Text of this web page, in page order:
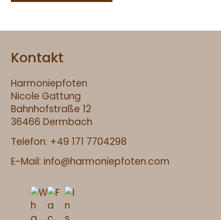
Kontakt
Harmoniepfoten
Nicole Gattung
Bahnhofstraße 12
36466 Dermbach
Telefon: +49 171 7704298
E-Mail: info@harmoniepfoten.com